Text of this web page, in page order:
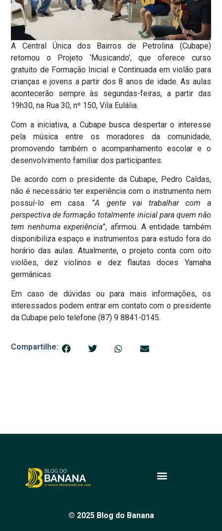
A Central Única dos Bairros de Petrolina (Cubape)
retomou o Projeto ‘Musicando’, que oferece curso
gratuito de Formação Inicial e Continuada em violão para
crianças e jovens a partir dos 8 anos de idade. As aulas
acontecerão sempre às segundas-feiras, a partir das
19h30, na Rua 30, nº 150, Vila Eulália.
Com a iniciativa, a Cubape busca despertar o interesse
pela música entre os moradores da comunidade,
promovendo também o acompanhamento escolar e o
desenvolvimento familiar dos participantes.
De acordo com o presidente da Cubape, Pedro Caldas,
não é necessário ter experiência com o instrumento nem
possuí-lo em casa. “A gente vai trabalhar com a
perspectiva de formação totalmente inicial para quem não
tem nenhuma experiência”, afirmou. A entidade também
disponibiliza espaço e instrumentos para estudo fora do
horário das aulas. Atualmente, o projeto conta com oito
violões, dez violinos e dez flautas doces Yamaha
germânicas.
Em caso de dúvidas ou para mais informações, os
interessados podem entrar em contato com o presidente
da Cubape pelo telefone (87) 9 8841-0145.
Compartilhe:
© 2025 Blog do Banana